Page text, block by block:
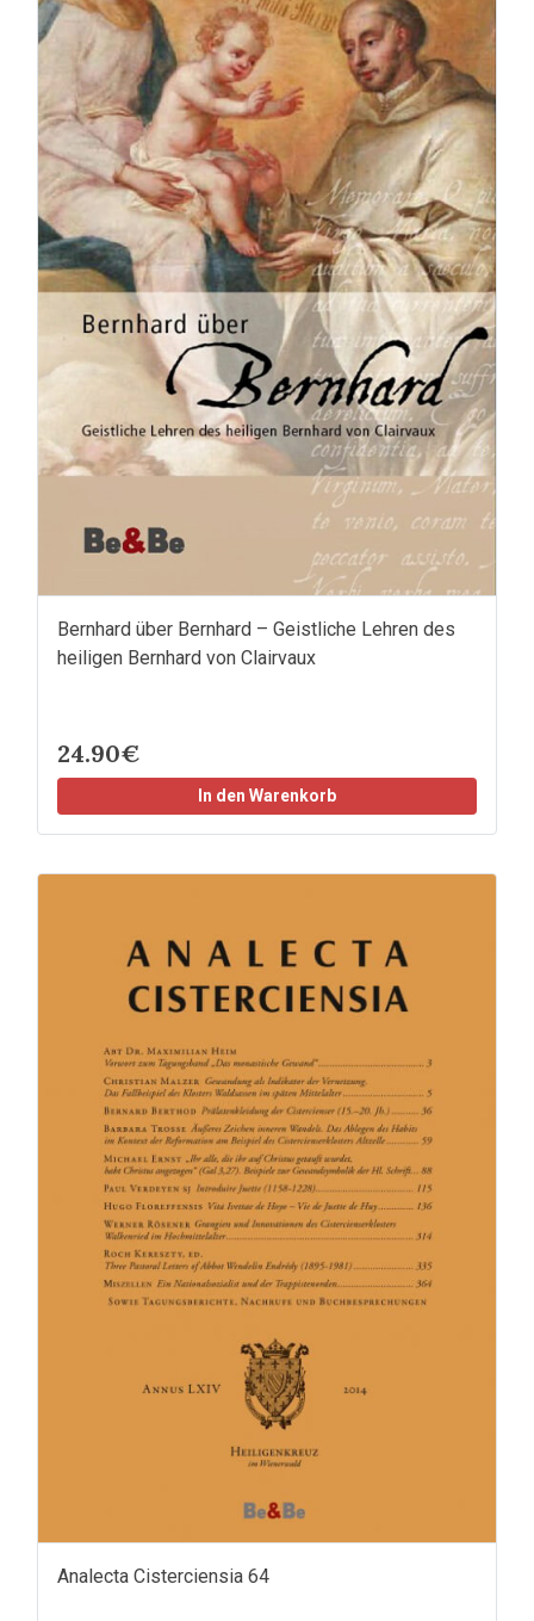
Bernhard über Bernhard – Geistliche Lehren des
heiligen Bernhard von Clairvaux
24.90€
In den Warenkorb
Analecta Cisterciensia 64